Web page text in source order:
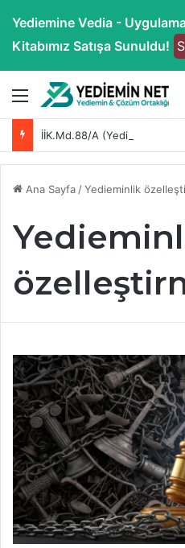
Yediemine Vedia -
Kitabımız Satışa Sunuldu!
Menü
İİK.Md.88/A (Yediemin
Ana Sayfa /Yedieminlik